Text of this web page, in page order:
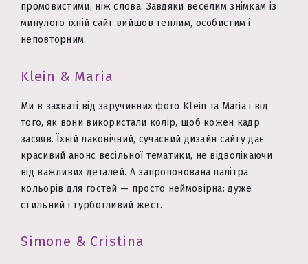
промовистими, ніж слова. Завдяки веселим знімкам із
минулого їхній сайт вийшов теплим, особистим і
неповторним.
Klein & Maria
Ми в захваті від заручинних фото Klein та Maria і від
того, як вони використали колір, щоб кожен кадр
засяяв. Їхній лаконічний, сучасний дизайн сайту дає
красивий анонс весільної тематики, не відволікаючи
від важливих деталей. А запропонована палітра
кольорів для гостей — просто неймовірна: дуже
стильний і турботливий жест.
Simone & Cristina